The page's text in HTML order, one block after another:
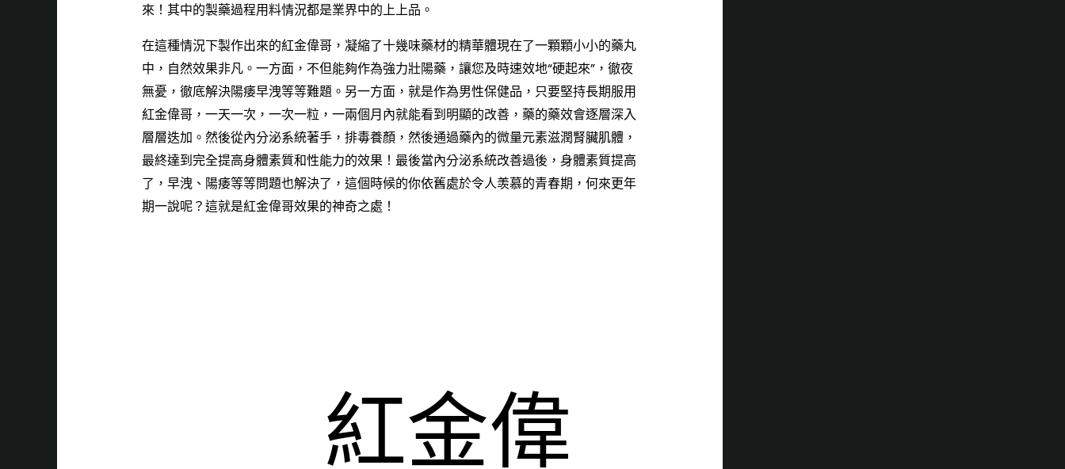
來！其中的製藥過程用料情況都是業界中的上上品。
在這種情況下製作出來的紅金偉哥，凝縮了十幾味藥材的精華體現在了一顆顆小小的藥丸
中，自然效果非凡。一方面，不但能夠作為強力壯陽藥，讓您及時速效地“硬起來”，徹夜
無憂，徹底解決陽痿早洩等等難題。另一方面，就是作為男性保健品，只要堅持長期服用
紅金偉哥，一天一次，一次一粒，一兩個月內就能看到明顯的改善，藥的藥效會逐層深入
層層迭加。然後從內分泌系統著手，排毒養顏，然後通過藥內的微量元素滋潤腎臟肌體，
最終達到完全提高身體素質和性能力的效果！最後當內分泌系統改善過後，身體素質提高
了，早洩、陽痿等等問題也解決了，這個時候的你依舊處於令人羡慕的青春期，何來更年
期一說呢？這就是紅金偉哥效果的神奇之處！
紅金偉